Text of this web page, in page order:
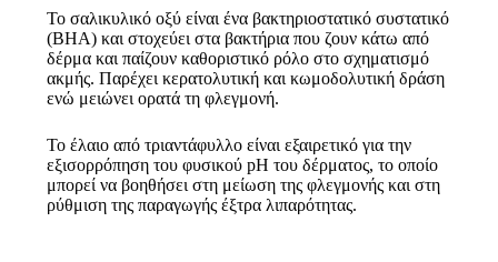
Το σαλικυλικό οξύ είναι ένα βακτηριοστατικό συστατικό
(ΒΗΑ) και στοχεύει στα βακτήρια που ζουν κάτω από
δέρμα και παίζουν καθοριστικό ρόλο στο σχηματισμό
ακμής. Παρέχει κερατολυτική και κωμοδολυτική δράση
ενώ μειώνει ορατά τη φλεγμονή.
Το έλαιο από τριαντάφυλλο είναι εξαιρετικό για την
εξισορρόπηση του φυσικού pH του δέρματος, το οποίο
μπορεί να βοηθήσει στη μείωση της φλεγμονής και στη
ρύθμιση της παραγωγής έξτρα λιπαρότητας.